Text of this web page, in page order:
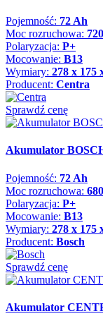
Pojemność: 72 Ah
Moc rozruchowa:
Polaryzacja: P+
Mocowanie: B13
Wymiary: 278 x 175
Producent: Centra
Sprawdź cenę
Akumulator
Pojemność: 72 Ah
Moc rozruchowa:
Polaryzacja: P+
Mocowanie: B13
Wymiary: 278 x 175
Producent: Bosch
Sprawdź cenę
Akumulator